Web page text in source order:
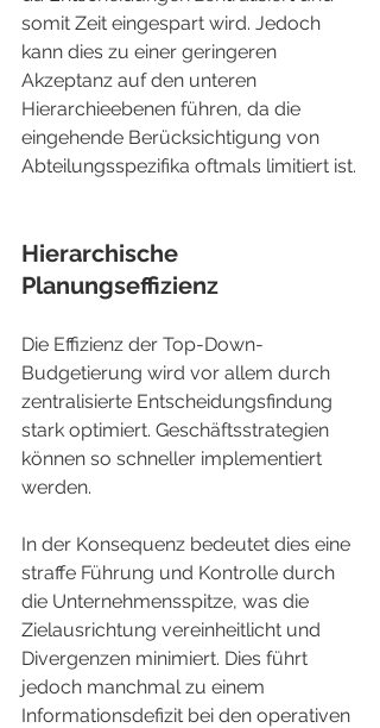
somit Zeit eingespart wird. Jedoch
kann dies zu einer geringeren
Akzeptanz auf den unteren
Hierarchieebenen führen, da die
eingehende Berücksichtigung von
Abteilungsspezifika oftmals limitiert ist.
Hierarchische
Planungseffizienz
Die Effizienz der Top-Down-
Budgetierung wird vor allem durch
zentralisierte Entscheidungsfindung
stark optimiert. Geschäftsstrategien
können so schneller implementiert
werden.
In der Konsequenz bedeutet dies eine
straffe Führung und Kontrolle durch
die Unternehmensspitze, was die
Zielausrichtung vereinheitlicht und
Divergenzen minimiert. Dies führt
jedoch manchmal zu einem
Informationsdefizit bei den operativen